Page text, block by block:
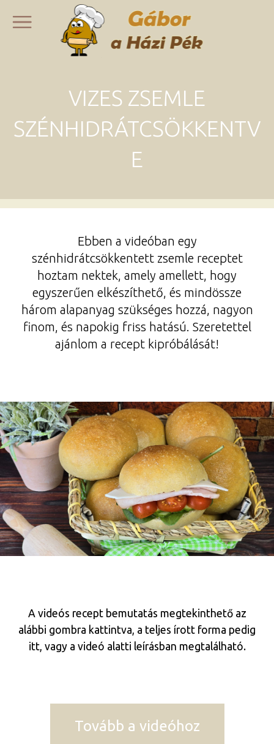
VIZES ZSEMLE
SZÉNHIDRÁTCSÖKKENTV
E
Ebben a videóban egy
szénhidrátcsökkentett zsemle receptet
hoztam nektek, amely amellett, hogy
egyszerűen elkészíthető, és mindössze
három alapanyag szükséges hozzá, nagyon
finom, és napokig friss hatású. Szeretettel
ajánlom a recept kipróbálását!
A videós recept bemutatás megtekinthető az
alábbi gombra kattintva, a teljes írott forma pedig
itt, vagy a videó alatti leírásban megtalálható.
Tovább a videóhoz